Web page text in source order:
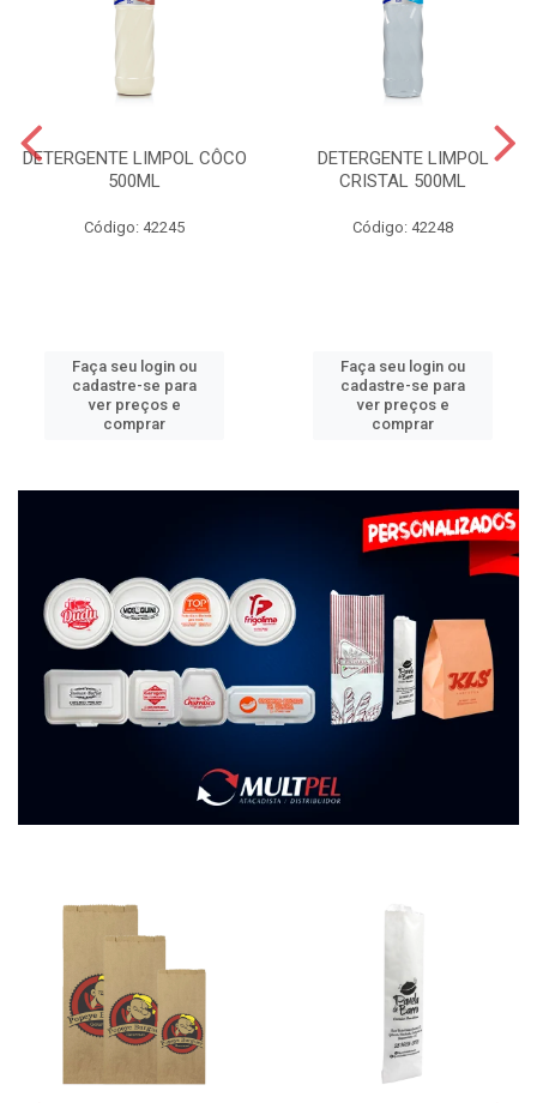
DETERGENTE LIMPOL CÔCO
500ML
Código: 42245
Faça seu login ou
cadastre-se para
ver preços e
comprar
DETERGENTE LIMPOL
CRISTAL 500ML
Código: 42248
Faça seu login ou
cadastre-se para
ver preços e
comprar